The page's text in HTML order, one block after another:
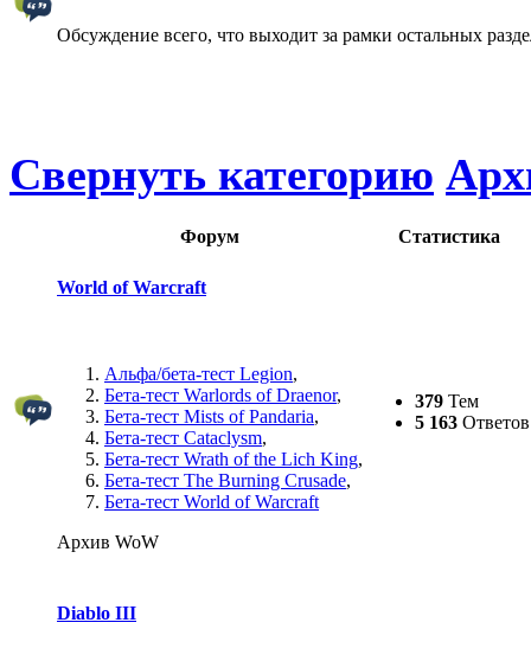
Обсуждение всего, что выходит за рамки остальных
Свернуть категорию
Форум Статистика
World of Warcraft
Альфа/бета-тест Legion,
Бета-тест Warlords of Draenor,
Бета-тест Mists of Pandaria,
Бета-тест Cataclysm,
Бета-тест Wrath of the Lich King,
Бета-тест The Burning Crusade,
Бета-тест World of Warcraft
Архив WoW
379 Тем
5 163 Ответов
Diablo III